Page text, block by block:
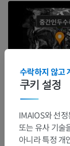
쿠키 설정
수락하지 않고
IMAIOS와 선
또는 유사 기술
아니라 특정 개